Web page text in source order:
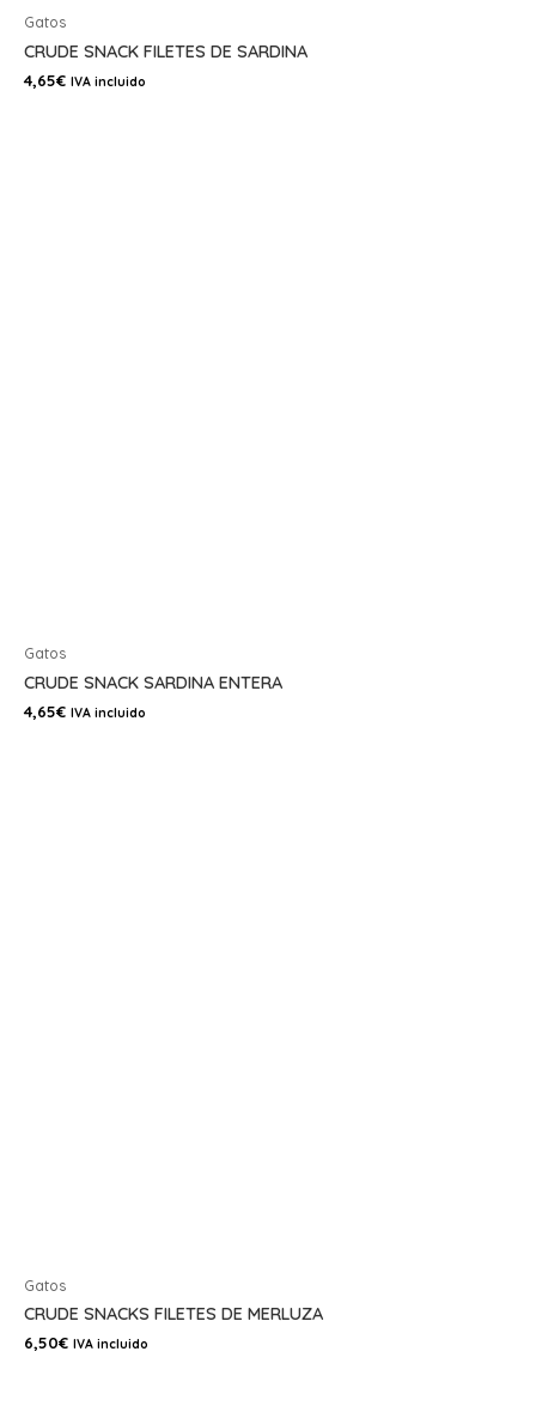
Gatos
CRUDE SNACK FILETES DE SARDINA
4,65€ IVA incluido
Gatos
CRUDE SNACK SARDINA ENTERA
4,65€ IVA incluido
Gatos
CRUDE SNACKS FILETES DE MERLUZA
6,50€ IVA incluido